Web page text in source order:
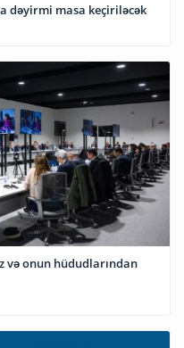
dəyirmi masa keçiriləcək
və onun hüdudlarından